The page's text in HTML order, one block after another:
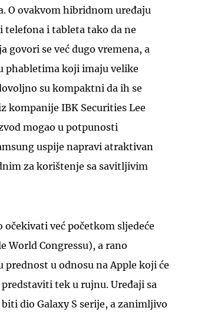
O ovakvom hibridnom uređaju
i tableta tako da ne
govori se već dugo vremena, a
phabletima koji imaju velike
su kompaktni da ih se
kompanije IBK Securities Lee
mogao u potpunosti
uspije napravi atraktivan
za korištenje sa savitljivim
već početkom sljedeće
World Congressu), a rano
u odnosu na Apple koji će
tek u rujnu. Uređaji sa
dio Galaxy S serije, a zanimljivo